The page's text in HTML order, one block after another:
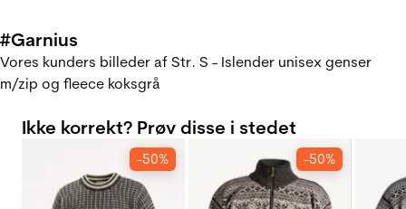
#Garnius
Vores kunders billeder af Str. S - Islender unisex genser
m/zip og fleece koksgrå
Ikke korrekt? Prøv disse i stedet
-50% -50%